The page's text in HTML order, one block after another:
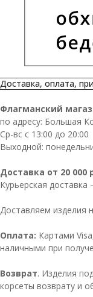
Доставка, оплата,
Флагманский
по адресу: Большая
Ср-вс с 13:00 до 20:00
Выходной:
Доставка от 20 000
Курьерская
Доставляем изделия
Оплата: Картами
наличными при
Возврат. Изделия
корсеты возврату и